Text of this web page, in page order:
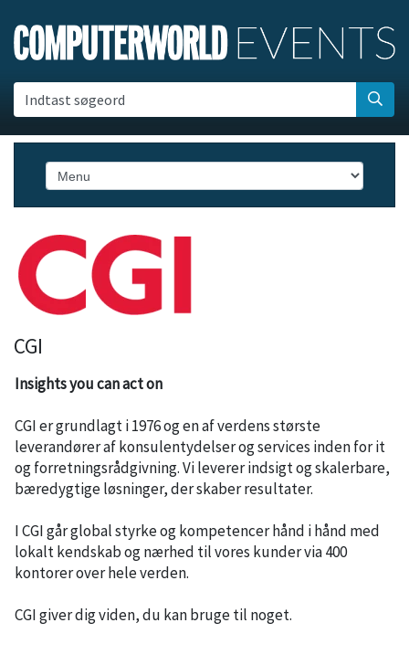
Indtast søgeord
CGI
Insights you can act on
CGI er grundlagt i 1976 og en af verdens største
leverandører af konsulentydelser og services inden for it
og forretningsrådgivning. Vi leverer indsigt og skalerbare,
bæredygtige løsninger, der skaber resultater.
I CGI går global styrke og kompetencer hånd i hånd med
lokalt kendskab og nærhed til vores kunder via 400
kontorer over hele verden.
CGI giver dig viden, du kan bruge til noget.